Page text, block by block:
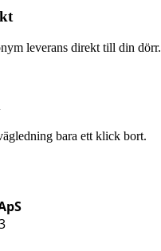
leverans direkt till din dörr.
bara ett klick bort.